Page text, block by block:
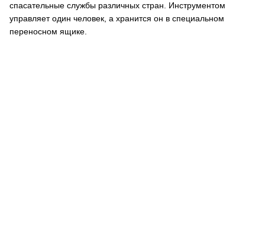
спасательные службы различных стран. Инструментом
управляет один человек, а хранится он в специальном
переносном ящике.